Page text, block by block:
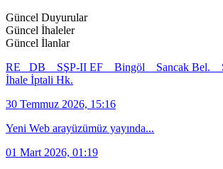
Güncel Duyurular
Güncel İhaleler
Güncel İlanlar
RE_ DB _ SŞP-II EF _ Bingöl _ Sancak Bel. _
İhale İptali Hk.
30 Temmuz 2026, 15:16
Yeni Web arayüzümüz yayında...
01 Mart 2026, 01:19